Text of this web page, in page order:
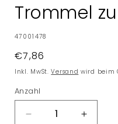
Modal
öffnen
Trommel
SKU:
47001478
Normaler
Preis
€7,86
Inkl. MwSt.Versand wird beim
Anzahl
Verringere
Erhöhe